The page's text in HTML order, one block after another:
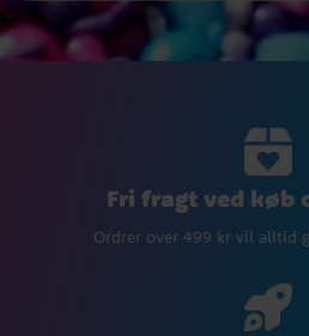
Fri fragt ved køb
Ordrer over 499 kr vil alltid